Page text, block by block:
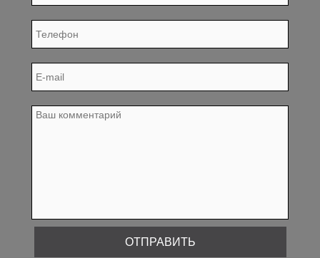
ОТПРАВИТЬ